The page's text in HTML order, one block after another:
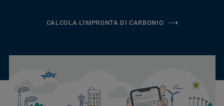
CALCOLA L'IMPRONTA DI CARBONIO